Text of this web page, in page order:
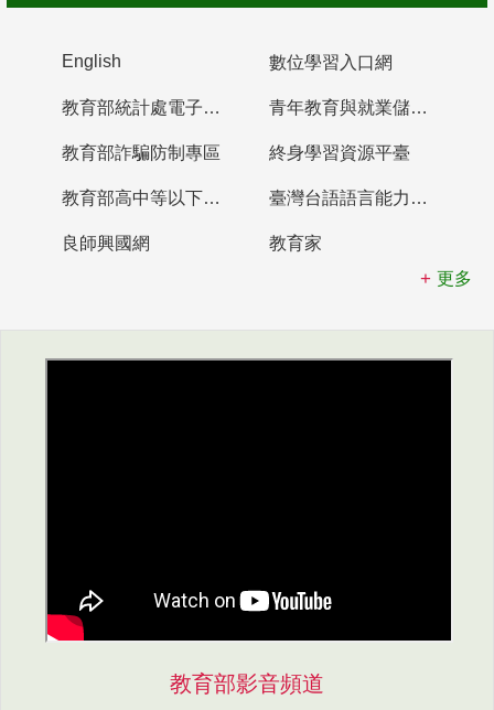
English 數位學習入口網
教育部統計處電子書櫃 青年教育與就業儲蓄帳戶
教育部詐騙防制專區 終身學習資源平臺
教育部高中等以下學校及幼兒園教師資格檢定考試 臺灣台語語言能力認證網站
良師興國網
教育家
更多
教育部影音頻道